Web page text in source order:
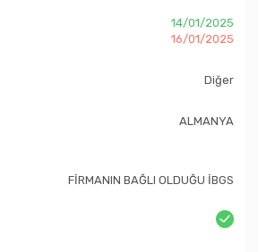
14/01/2025
16/01/2025
Diğer
ALMANYA
FİRMANIN BAĞLI OLDUĞU İBGS